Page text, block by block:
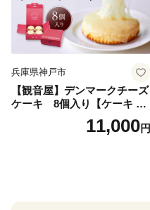
兵庫県神戸市
【観音屋】デンマークチーズ
ケーキ 8個入り【ケーキ チ
ーズケーキ 人気スイーツ お
すすめスイーツ 神戸スイー
11,000円